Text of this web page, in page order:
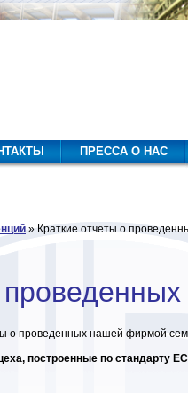
ПРЕССА О НАС
» Краткие отчеты о
о проведенных нашей фирмой
построенные по стандарту ЕС